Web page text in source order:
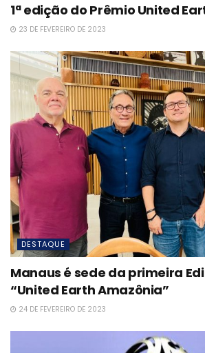
1ª edição do Prêmio United
23 DE FEVEREIRO DE 2023
DESTAQUE
Manaus é sede da primeira
“United Earth Amazônia”
24 DE FEVEREIRO DE 2023